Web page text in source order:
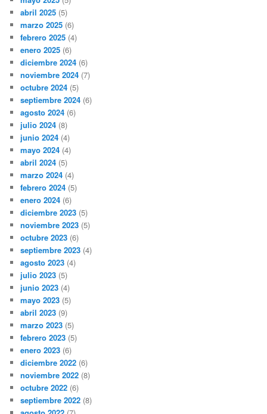
abril 2025 (5)
marzo 2025 (6)
febrero 2025 (4)
enero 2025 (6)
diciembre 2024 (6)
noviembre 2024 (7)
octubre 2024 (5)
septiembre 2024 (6)
agosto 2024 (6)
julio 2024 (8)
junio 2024 (4)
mayo 2024 (4)
abril 2024 (5)
marzo 2024 (4)
febrero 2024 (5)
enero 2024 (6)
diciembre 2023 (5)
noviembre 2023 (5)
octubre 2023 (6)
septiembre 2023 (4)
agosto 2023 (4)
julio 2023 (5)
junio 2023 (4)
mayo 2023 (5)
abril 2023 (9)
marzo 2023 (5)
febrero 2023 (5)
enero 2023 (6)
diciembre 2022 (6)
noviembre 2022 (8)
octubre 2022 (6)
septiembre 2022 (8)